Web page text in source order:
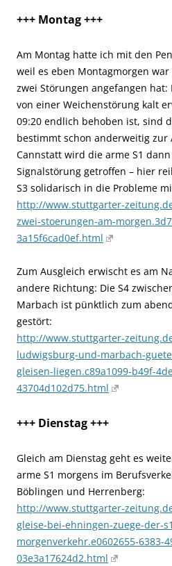
+++ Montag +++
Am Montag hatte ich mit den
weil es eben Montagmorgen
zwei Störungen angefangen hat:
von einer Weichenstörung kalt
09:20 endlich behoben ist, sind
bestimmt schon anderweitig zur
Cannstatt wird die arme S1
Signalstörung getroffen – hier
S3 solidarisch in die Probleme
http://www.stuttgarter-
zwei-stoerungen-am-
3a15f6cad0ef.html
Zum Ausgleich erwischt es am
andere Richtung: Die S4
Marbach ist pünktlich zum
gestört:
http://www.stuttgarter-
ludwigsburg-und-marbach-
gleisen-liegen.c89a1099-b49f-
43704d102d75.html
+++ Dienstag +++
Gleich am Dienstag geht es
arme S1 morgens im
Böblingen und Herrenberg:
http://www.stuttgarter-
gleise-bei-ehningen-zuege-der-
morgenverkehr.e0602655-6383-
03e3a17624d2.html